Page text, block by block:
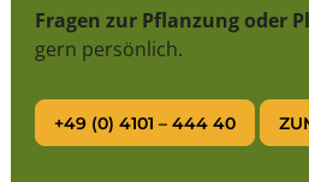
Fragen zur Pflanzung oder
gern persönlich.
+49 (0) 4101 – 444 40